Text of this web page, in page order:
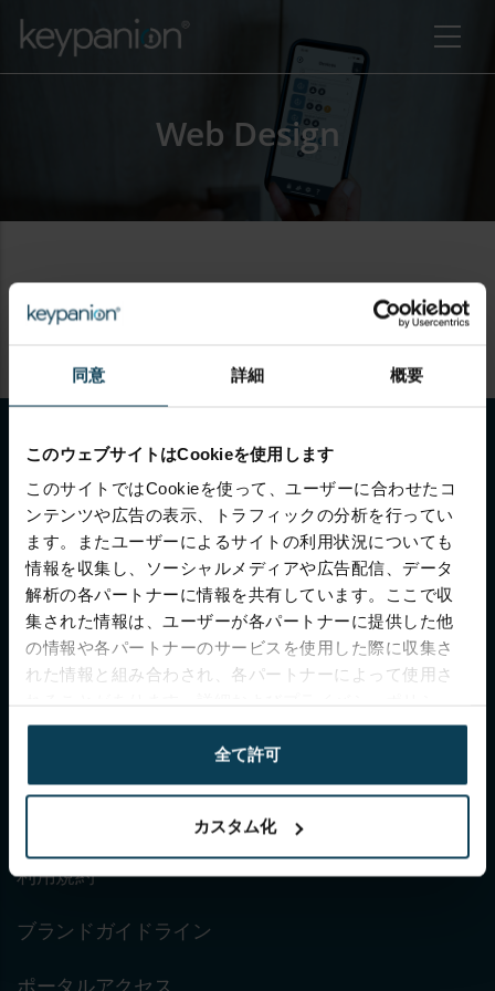
同意 詳細 概要
このウェブサイトはCookieを使用します
このサイトではCookieを使って、ユーザーに合わせたコ
ンテンツや広告の表示、トラフィックの分析を行ってい
ます。またユーザーによるサイトの利用状況についても
情報を収集し、ソーシャルメディアや広告配信、データ
解析の各パートナーに情報を共有しています。ここで収
集された情報は、ユーザーが各パートナーに提供した他
の情報や各パートナーのサービスを使用した際に収集さ
れた情報と組み合わされ、各パートナーによって使用さ
については、こちらをご覧ください
https://keypanion.com/ja/privacy-policy
全て許可
カスタム化
メインコンテンツに移動
Web Design
Web Design を購読
Keypanion モバイルアプリで、いつでも、どこで
も、スマートフォンなどのスマート機器で、さまざ
まな設備にワイヤレスでアクセス。
プライバシーポリシー
利用規約
ブランドガイドライン
ポータルアクセス